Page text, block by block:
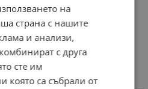
на лампата
на
страна с нашите
и анализи,
с друга
сте им
която са събрали от